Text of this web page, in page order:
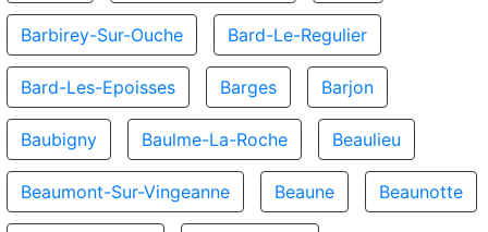
Barbirey-Sur-Ouche Bard-Le-Regulier
Bard-Les-Epoisses Barges Barjon
Baubigny Baulme-La-Roche Beaulieu
Beaumont-Sur-Vingeanne Beaune Beaunotte